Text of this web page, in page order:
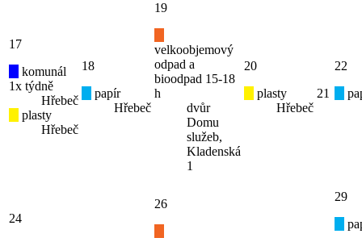
17
komunál
1x týdně
Hřebeč
plasty
Hřebeč
18
papír
Hřebeč
19
velkoobjemový
odpad a
bioodpad 15-18
h
dvůr
Domu
služeb,
Kladenská
1
20
plasty
Hřebeč
21
22
24
26
29